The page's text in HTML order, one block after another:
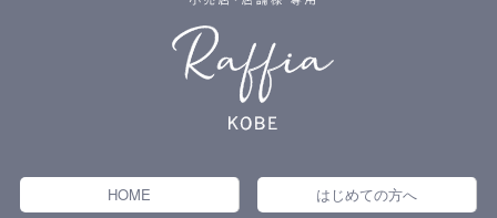
HOME はじめての方へ